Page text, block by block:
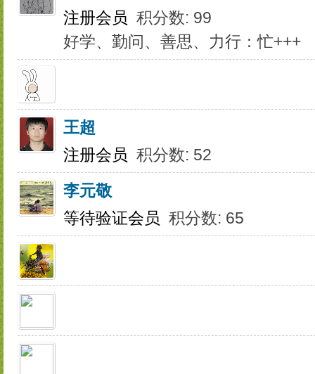
注册会员 积分数: 99
好学、勤问、善思、力行：忙+++
王超
注册会员 积分数: 52
李元敬
等待验证会员 积分数: 65